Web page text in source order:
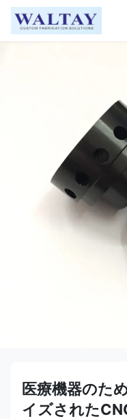
医療機器のた
イズされた